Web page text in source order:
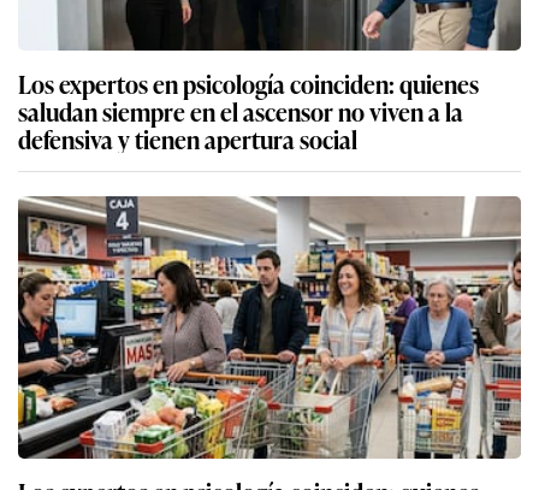
Los expertos en psicología coinciden: quienes
saludan siempre en el ascensor no viven a la
defensiva y tienen apertura social